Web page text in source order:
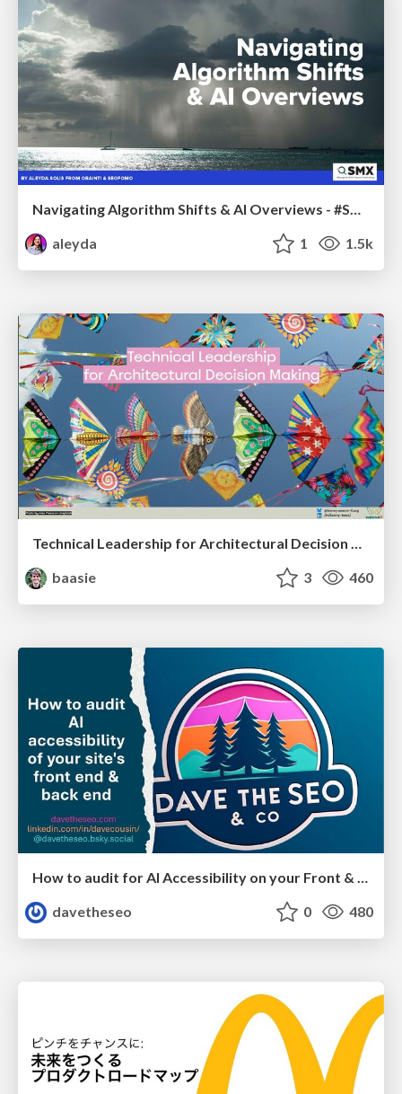
aleyda
1 1.5k
Technical Leadership for Architectural Decision Making
baasie
3 460
How to audit for AI Accessibility on your Front & Back End
davetheseo
0 480